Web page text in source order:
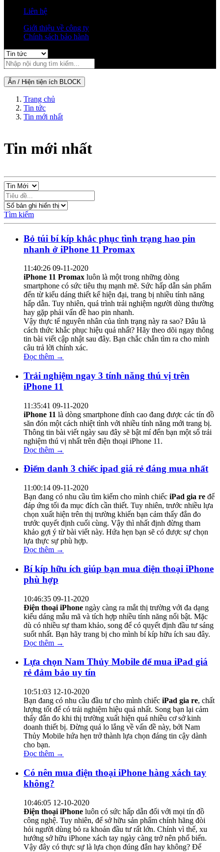
Liên hệ
Giới thiệu về công ty
Chính sách bảo hành
Ẩn / Hiện tiện ích BLOCK
Trang chủ
Tin tức
Tin mới nhất
Tin mới nhất
Tìm kiếm
Bỏ túi bí kíp khắc phục tình trạng hao pin
nhanh ở iPhone 11 Promax
11:40:26 09-11-2020
iPhone 11 Promax luôn là một trong những dòng
smartphone có sức tiêu thụ mạnh mẽ. Sức hấp dẫn sản phẩm
đến từ kiểu dáng thiết kế hiện đại, trang bị nhiều tính năng
hấp dẫn. Tuy nhiên, quá trình trải nghiệm người dùng thường
hay gặp phải vấn đề hao pin nhanh.
Vậy thực tế nguyên nhân của tình trạng này ra sao? Đâu là
cách thức khắc phục hiệu quả nhất? Hãy theo dõi ngay thông
tin bài viết cập nhật sau đây. Bạn chắc chắn tìm ra cho mình
câu trả lời chính xác.
Đọc thêm →
Trải nghiệm ngay 3 tính năng thú vị trên
iPhone 11
11:35:41 09-11-2020
iPhone 11 là dòng smartphone đỉnh cao đang được các tín đồ
săn đón một cách nhiệt tình với nhiều tính năng mới trang bị.
Thông tin bài viết ngày sau đây sẽ bật mí đến bạn một số trải
nghiệm thú vị nhất trên điện thoại iPhone 11.
Đọc thêm →
Điểm danh 3 chiếc ipad giá rẻ đáng mua nhất
11:00:14 09-11-2020
Bạn đang có nhu cầu tìm kiếm cho mình chiếc iPad gia re để
đáp ứng tối đa mục đích cần thiết. Tuy nhiên, trước nhiều lựa
chọn xuất hiện trên thị trường khiến bạn cảm thấy đắn đo
trước quyết định cuối cùng. Vậy thì nhất định đừng tham
khảo gợi ý từ bài viết này. Hứa hẹn bạn sẽ có được sự chọn
lựa thực sự phù hợp.
Đọc thêm →
Bí kíp hữu ích giúp bạn mua điện thoại iPhone
phù hợp
10:46:35 09-11-2020
Điện thoại iPhone ngày càng ra mắt thị trường với đa dạng
kiểu dáng mẫu mã và tích hợp nhiều tính năng nổi bật. Mặc
dù có nhiều sự tham khảo, song để có quyết định đầu tư sáng
suốt nhất. Bạn hãy trang bị cho mình bí kíp hữu ích sau đây.
Đọc thêm →
Lựa chọn Nam Thủy Mobile để mua iPad giá
rẻ đảm bảo uy tín
10:51:03 12-10-2020
Bạn đang có nhu cầu đầu tư cho mình chiếc iPad gia re, chất
lượng tốt để có trải nghiệm hiệu quả nhất. Song bạn lại cảm
thấy đắn đo khi thị trường xuất hiện quá nhiều cơ sở kinh
doanh thiết bị. Đừng quá lo lắng về vấn đề này, bởi Nam
Thủy Mobile hứa hẹn trở thành lựa chọn đáng tin cậy dành
cho bạn.
Đọc thêm →
Có nên mua điện thoại iPhone hàng xách tay
không?
10:46:05 12-10-2020
Điện thoại iPhone luôn có sức hấp dẫn đối với mọi tín đồ
công nghệ. Tuy nhiên, để sở hữu sản phẩm chính hãng đòi
hỏi người dùng bỏ ra khoản đầu tư rất lớn. Chính vì thế, xu
hướng sở hữu iPhone xách tay ngày càng trở nên phổ biến.
Vậy đây có thực sự là lựa chọn đúng đắn hay không? Để